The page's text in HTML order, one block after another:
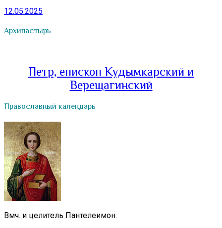
12.05.2025
Архипастырь
Петр, епископ Кудымкарский и
Верещагинский
Православный календарь
Вмч. и целитель Пантелеимон.